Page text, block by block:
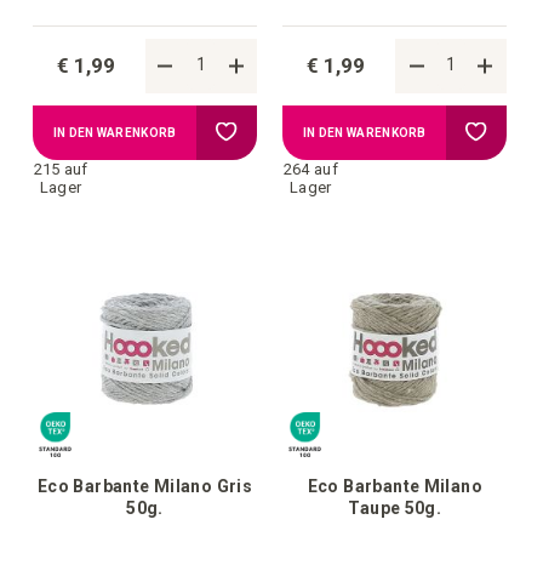
€ 1,99
215 auf
Lager
IN DEN WARENKORB Zur
Wunschliste
€ 1,99
264 auf
Lager
IN DEN WARENKORB Zur
Eco Barbante Milano Gris
50g.
Eco Barbante Milano
Taupe 50g.